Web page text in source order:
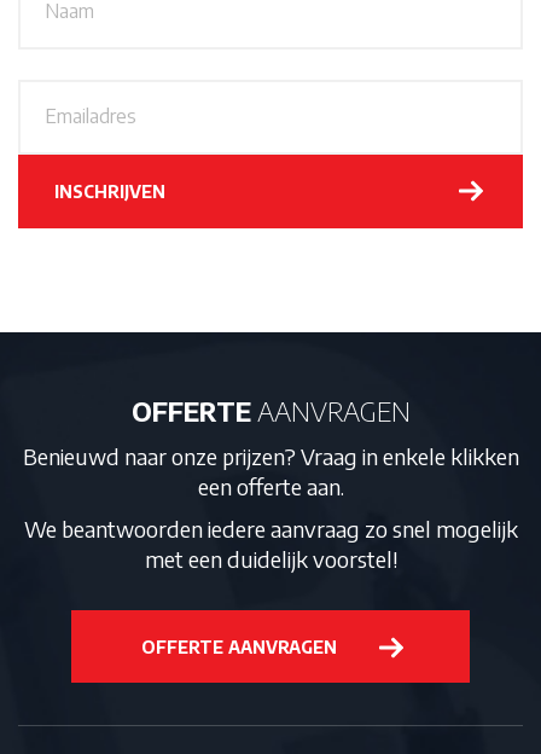
i
d
*
INSCHRIJVEN
OFFERTEAANVRAGEN
Benieuwd naar onze prijzen? Vraag in enkele klikken
een offerte aan.
We beantwoorden iedere aanvraag zo snel mogelijk
met een duidelijk voorstel!
OFFERTE AANVRAGEN